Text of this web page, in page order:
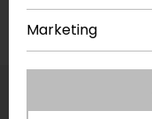
Voorraad
Marketing